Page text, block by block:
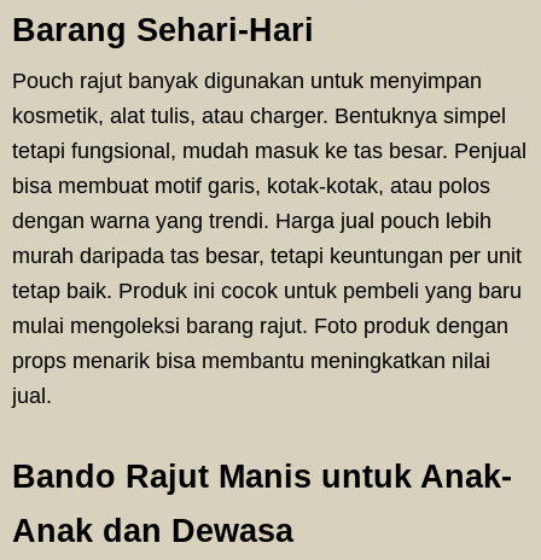
Barang Sehari-Hari
Pouch rajut banyak digunakan untuk menyimpan
kosmetik, alat tulis, atau charger. Bentuknya simpel
tetapi fungsional, mudah masuk ke tas besar. Penjual
bisa membuat motif garis, kotak-kotak, atau polos
dengan warna yang trendi. Harga jual pouch lebih
murah daripada tas besar, tetapi keuntungan per unit
tetap baik. Produk ini cocok untuk pembeli yang baru
mulai mengoleksi barang rajut. Foto produk dengan
props menarik bisa membantu meningkatkan nilai
jual.
Bando Rajut Manis untuk Anak-
Anak dan Dewasa